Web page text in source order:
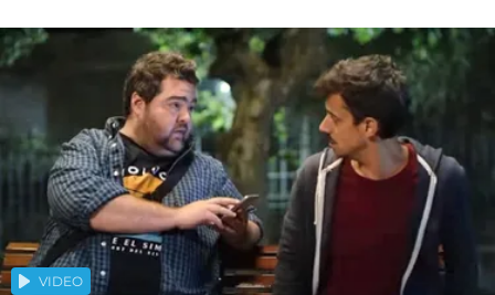
VIDEO